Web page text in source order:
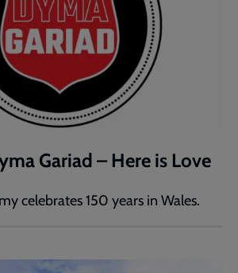
Gariad – Here is Love
celebrates 150 years in Wales.